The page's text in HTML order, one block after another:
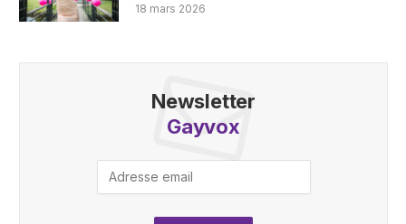
18 mars 2026
Newsletter
Gayvox